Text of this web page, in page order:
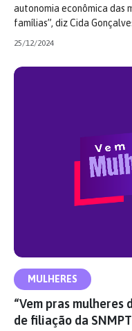
autonomia econômica das
famílias”, diz Cida
25/12/2024
MULHERES
“Vem pras mulheres
de filiação da SNMPT